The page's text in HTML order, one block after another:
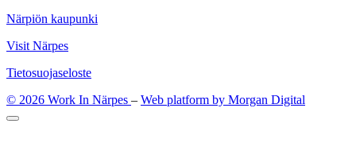
Närpiön kaupunki
Visit Närpes
Tietosuojaseloste
© 2026 Work In Närpes – Web platform by Morgan Digital
Takaisin